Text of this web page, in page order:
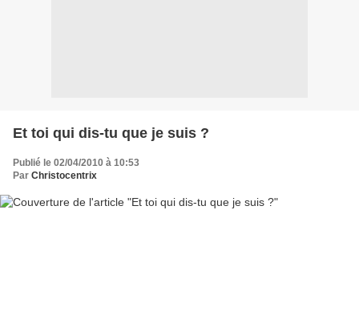
Et toi qui dis-tu que je suis ?
Publié le 02/04/2010 à 10:53
Par Christocentrix